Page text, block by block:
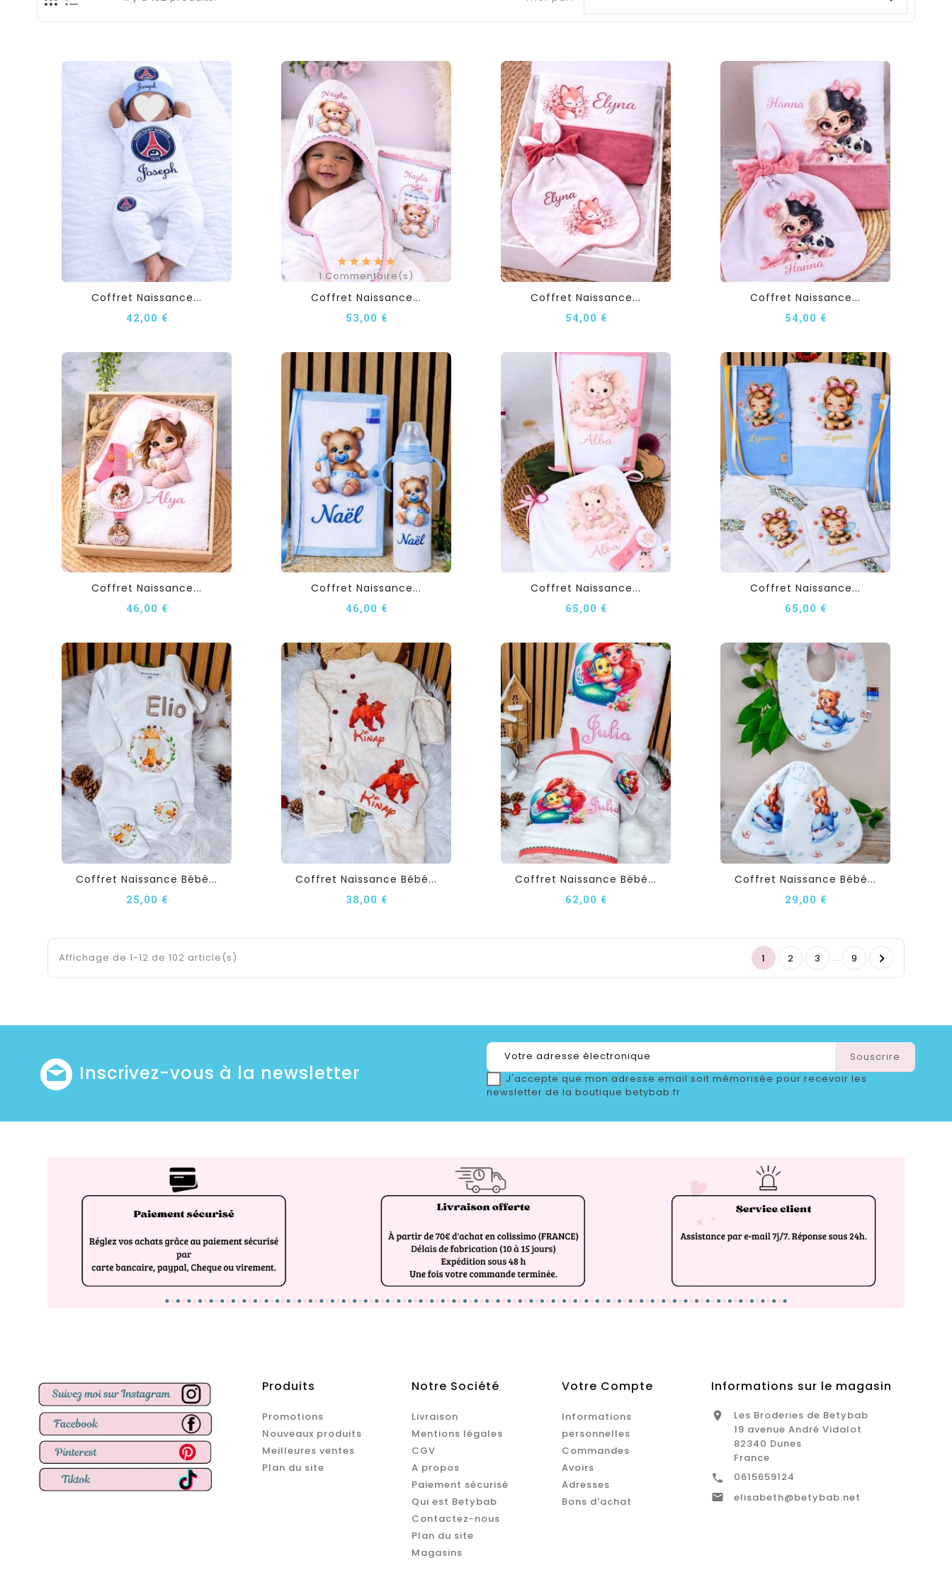
Coffret Naissance...
42,00 €
1 Commentaire(s)
Coffret Naissance...
53,00 €
Coffret Naissance...
54,00 €
Coffret Naissance...
54,00 €
Coffret Naissance...
46,00 €
Coffret Naissance...
46,00 €
Coffret Naissance...
65,00 €
Coffret Naissance...
65,00 €
Coffret Naissance Bébé...
25,00 €
Coffret Naissance Bébé...
38,00 €
Coffret Naissance Bébé...
62,00 €
Coffret Naissance Bébé...
29,00 €
Affichage de 1-12 de 102 article(s) 1 2 3 … 9 
Inscrivez-vous à la newsletter
J'accepte que mon adresse email soit mémorisée pour recevoir les
newsletter de la boutique betybab.fr
Produits
Promotions
Nouveaux produits
Meilleures ventes
Plan du site
Notre Société
Livraison
Mentions légales
CGV
A propos
Paiement sécurisé
Qui est Betybab
Contactez-nous
Plan du site
Magasins
Votre Compte
Informations
personnelles
Commandes
Avoirs
Adresses
Bons d'achat
Informations sur le magasin

Les Broderies de Betybab
19 avenue André Vidalot
82340 Dunes
France
 0615659124
 elisabeth@betybab.net